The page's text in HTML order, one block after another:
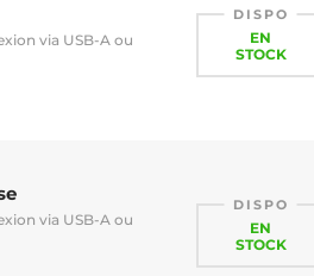
via USB-A ou
DISPO
EN
STOCK
via USB-A ou
DISPO
EN
STOCK